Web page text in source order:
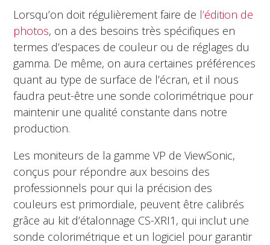
Lorsqu’on doit régulièrement faire de l’édition de
photos, on a des besoins très spécifiques en
termes d’espaces de couleur ou de réglages du
gamma. De même, on aura certaines préférences
quant au type de surface de l’écran, et il nous
faudra peut-être une sonde colorimétrique pour
maintenir une qualité constante dans notre
production.
Les moniteurs de la gamme VP de ViewSonic,
conçus pour répondre aux besoins des
professionnels pour qui la précision des
couleurs est primordiale, peuvent être calibrés
grâce au kit d’étalonnage CS-XRI1, qui inclut une
sonde colorimétrique et un logiciel pour garantir